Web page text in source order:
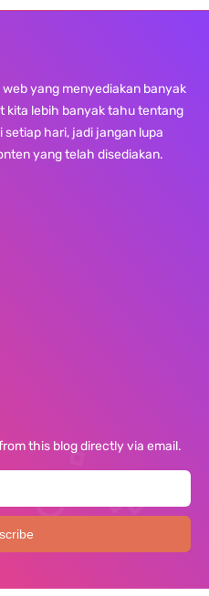
yang menyediakan banyak
kita lebih banyak tahu tentang
setiap hari, jadi jangan lupa
yang telah disediakan.
this blog directly via email.